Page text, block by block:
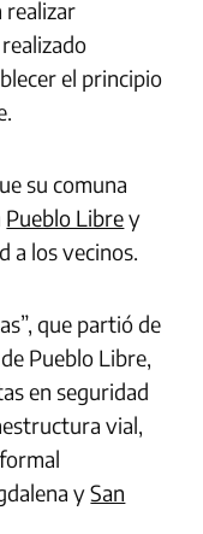
realizar
el principio
su comuna
Pueblo Librey
a los vecinos.
que partió de
Pueblo Libre,
en seguridad
vial,
ySan